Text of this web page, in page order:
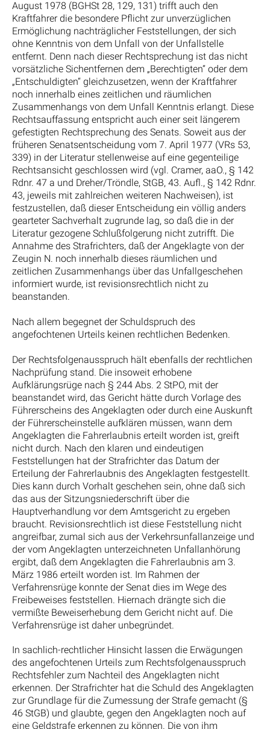
August 1978 (BGHSt 28, 129, 131) trifft auch den
Kraftfahrer die besondere Pflicht zur unverzüglichen
Ermöglichung nachträglicher Feststellungen, der sich
ohne Kenntnis von dem Unfall von der Unfallstelle
entfernt. Denn nach dieser Rechtsprechung ist das nicht
vorsätzliche Sichentfernen dem „Berechtigten“ oder dem
„Entschuldigten“ gleichzusetzen, wenn der Kraftfahrer
noch innerhalb eines zeitlichen und räumlichen
Zusammenhangs von dem Unfall Kenntnis erlangt. Diese
Rechtsauffassung entspricht auch einer seit längerem
gefestigten Rechtsprechung des Senats. Soweit aus der
früheren Senatsentscheidung vom 7. April 1977 (VRs 53,
339) in der Literatur stellenweise auf eine gegenteilige
Rechtsansicht geschlossen wird (vgl. Cramer, aaO., § 142
Rdnr. 47 a und Dreher/Tröndle, StGB, 43. Aufl., § 142 Rdnr.
43, jeweils mit zahlreichen weiteren Nachweisen), ist
festzustellen, daß dieser Entscheidung ein völlig anders
gearteter Sachverhalt zugrunde lag, so daß die in der
Literatur gezogene Schlußfolgerung nicht zutrifft. Die
Annahme des Strafrichters, daß der Angeklagte von der
Zeugin N. noch innerhalb dieses räumlichen und
zeitlichen Zusammenhangs über das Unfallgeschehen
informiert wurde, ist revisionsrechtlich nicht zu
beanstanden.
Nach allem begegnet der Schuldspruch des
angefochtenen Urteils keinen rechtlichen Bedenken.
Der Rechtsfolgenausspruch hält ebenfalls der rechtlichen
Nachprüfung stand. Die insoweit erhobene
Aufklärungsrüge nach § 244 Abs. 2 StPO, mit der
beanstandet wird, das Gericht hätte durch Vorlage des
Führerscheins des Angeklagten oder durch eine Auskunft
der Führerscheinstelle aufklären müssen, wann dem
Angeklagten die Fahrerlaubnis erteilt worden ist, greift
nicht durch. Nach den klaren und eindeutigen
Feststellungen hat der Strafrichter das Datum der
Erteilung der Fahrerlaubnis des Angeklagten festgestellt.
Dies kann durch Vorhalt geschehen sein, ohne daß sich
das aus der Sitzungsniederschrift über die
Hauptverhandlung vor dem Amtsgericht zu ergeben
braucht. Revisionsrechtlich ist diese Feststellung nicht
angreifbar, zumal sich aus der Verkehrsunfallanzeige und
der vom Angeklagten unterzeichneten Unfallanhörung
ergibt, daß dem Angeklagten die Fahrerlaubnis am 3.
März 1986 erteilt worden ist. Im Rahmen der
Verfahrensrüge konnte der Senat dies im Wege des
Freibeweises feststellen. Hiernach drängte sich die
vermißte Beweiserhebung dem Gericht nicht auf. Die
Verfahrensrüge ist daher unbegründet.
In sachlich-rechtlicher Hinsicht lassen die Erwägungen
des angefochtenen Urteils zum Rechtsfolgenausspruch
Rechtsfehler zum Nachteil des Angeklagten nicht
erkennen. Der Strafrichter hat die Schuld des Angeklagten
zur Grundlage für die Zumessung der Strafe gemacht (§
46 StGB) und glaubte, gegen den Angeklagten noch auf
eine Geldstrafe erkennen zu können. Die von ihm